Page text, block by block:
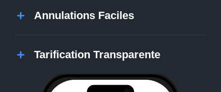
Annulations Faciles
Tarification Transparente